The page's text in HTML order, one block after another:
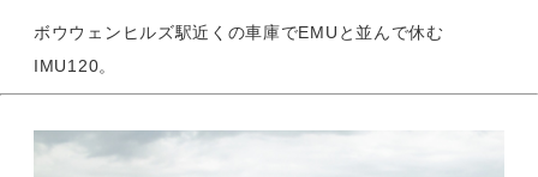
ボウウェンヒルズ駅近くの車庫でEMUと並んで休む
IMU120。